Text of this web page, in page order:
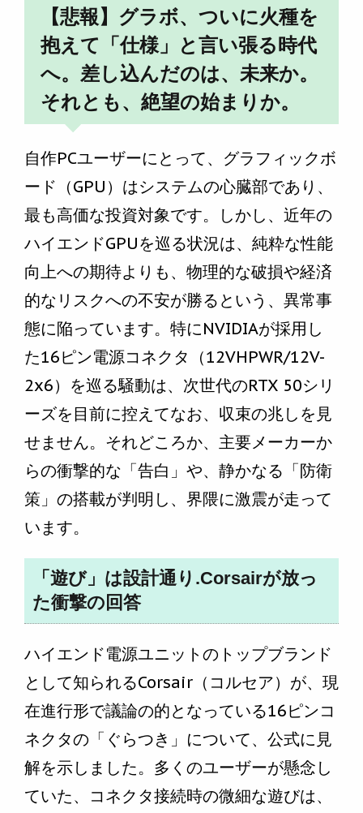
【悲報】グラボ、ついに火種を
抱えて「仕様」と言い張る時代
へ。差し込んだのは、未来か。
それとも、絶望の始まりか。
自作PCユーザーにとって、グラフィックボ
ード（GPU）はシステムの心臓部であり、
最も高価な投資対象です。しかし、近年の
ハイエンドGPUを巡る状況は、純粋な性能
向上への期待よりも、物理的な破損や経済
的なリスクへの不安が勝るという、異常事
態に陥っています。特にNVIDIAが採用し
た16ピン電源コネクタ（12VHPWR/12V-
2x6）を巡る騒動は、次世代のRTX 50シリ
ーズを目前に控えてなお、収束の兆しを見
せません。それどころか、主要メーカーか
らの衝撃的な「告白」や、静かなる「防衛
策」の搭載が判明し、界隈に激震が走って
います。
「遊び」は設計通り.Corsairが放っ
た衝撃の回答
ハイエンド電源ユニットのトップブランド
として知られるCorsair（コルセア）が、現
在進行形で議論の的となっている16ピンコ
ネクタの「ぐらつき」について、公式に見
解を示しました。多くのユーザーが懸念し
ていた、コネクタ接続時の微細な遊びは、